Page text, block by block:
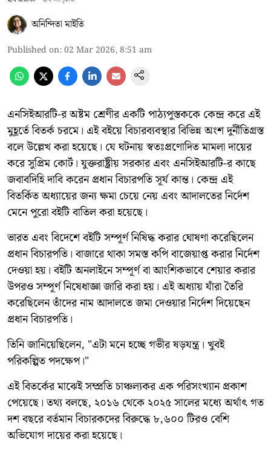
অনিন্দিতা মাইতি
Published on:02 Mar 2026, 8:51 am
এনসিইআরটি-র অষ্টম শ্রেণীর একটি পাঠ্যপুস্তককে কেন্দ্র করে এই
মুহূর্তে বিতর্ক চরমে। এই বইয়ে বিচারব্যবস্থার বিভিন্ন অংশ দুর্নীতিগ্রস্ত
বলে উল্লেখ করা হয়েছে। যে ঘটনায় স্বতঃপ্রণোদিত মামলা দায়ের
করে সুপ্রিম কোর্ট। যুক্তরাষ্ট্রীয় সরকার এবং এনসিইআরটি-র কাছে
জবাবদিহি দাবি করেন প্রধান বিচারপতি সূর্য কান্ত। কেন্দ্র এই
বিতর্কিত অধ্যায়ের জন্য ক্ষমা চেয়ে নেয় এবং আদালতের নির্দেশ
মেনে পুরো বইটি বাতিল করা হয়েছে।
ভারত এবং বিদেশে বইটি সম্পূর্ণ নিষিদ্ধ করার ঘোষণা করেছিলেন
প্রধান বিচারপতি। বাজারে থাকা সমস্ত কপি বাজেয়াপ্ত করার নির্দেশ
দেওয়া হয়। বইটি অনলাইনে সম্পূর্ণ বা আংশিকভাবে শেয়ার করার
উপরও সম্পূর্ণ নিষেধাজ্ঞা জারি করা হয়। এই অধ্যায় যাঁরা তৈরি
করেছিলেন তাঁদের নাম আদালতে জমা দেওয়ার নির্দেশ দিয়েছেন
প্রধান বিচারপতি।
তিনি জানিয়েছিলেন, "এটা মনে হচ্ছে গভীর ষড়যন্ত্র। খুবই
পরিকল্পিত পদক্ষেপ।"
এই বিতর্কের মাঝেই সম্প্রতি চাঞ্চল্যকর এক পরিসংখ্যান প্রকাশ
পেয়েছে। তথ্য বলছে, ২০১৬ থেকে ২০২৫ সালের মধ্যে অর্থাৎ গত
দশ বছরে বর্তমান বিচারকদের বিরুদ্ধে ৮,৬০০ টিরও বেশি
অভিযোগ দায়ের করা হয়েছে।